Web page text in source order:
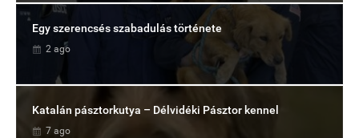
Egy szerencsés szabadulás története
2 ago
Katalán pásztorkutya – Délvidéki Pásztor kennel
7 ago